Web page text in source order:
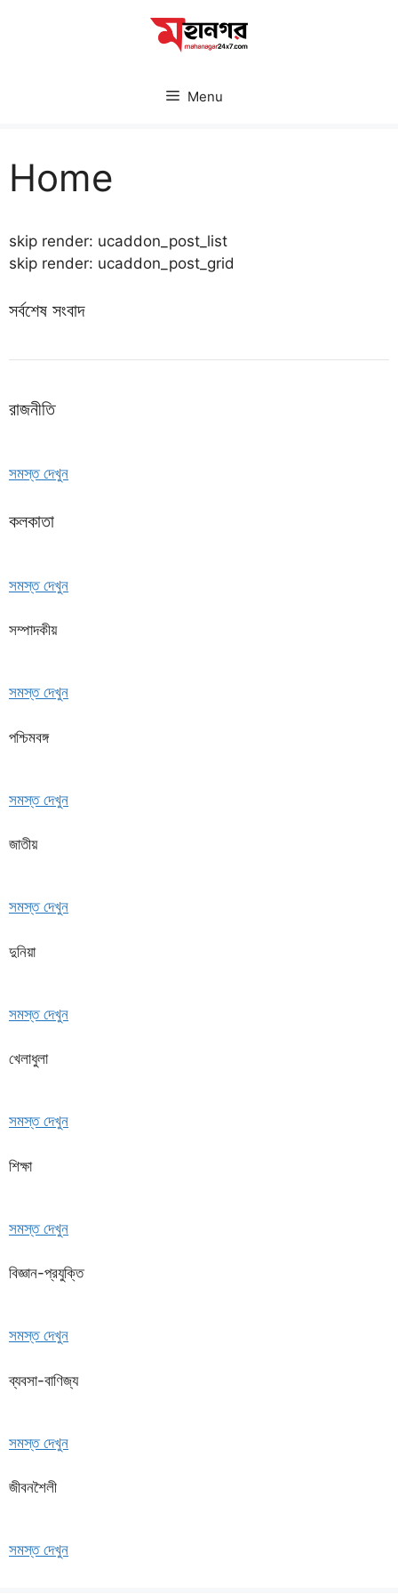
Menu
Home
skip render: ucaddon_post_list
skip render: ucaddon_post_grid
সর্বশেষ সংবাদ
রাজনীতি
সমস্ত দেখুন
কলকাতা
সমস্ত দেখুন
সম্পাদকীয়
সমস্ত দেখুন
পশ্চিমবঙ্গ
সমস্ত দেখুন
জাতীয়
সমস্ত দেখুন
দুনিয়া
সমস্ত দেখুন
খেলাধুলা
সমস্ত দেখুন
শিক্ষা
সমস্ত দেখুন
বিজ্ঞান-প্রযুক্তি
সমস্ত দেখুন
ব্যবসা-বাণিজ্য
সমস্ত দেখুন
জীবনশৈলী
সমস্ত দেখুন